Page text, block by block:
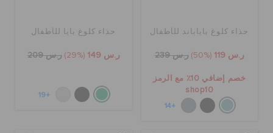
حذاء كلوغ باياباند للأطفال
ر.س 119 (50%) ر.س 239
خصم إضافي 10٪ مع الرمز
shop10
+14
حذاء كلوغ بايا للأطفال
ر.س 149 (29%) ر.س 209
+19